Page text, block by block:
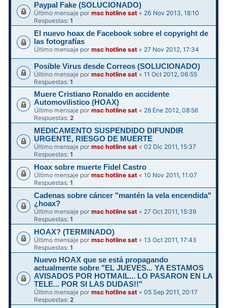
Paypal Fake (SOLUCIONADO)
Último mensaje pormsc hotline sat « 26 Nov 2013, 18:10
Respuestas:1
El nuevo hoax de Facebook sobre el copyright de
las fotografías
Último mensaje pormsc hotline sat « 27 Nov 2012, 17:34
Posible Virus desde Correos (SOLUCIONADO)
Último mensaje pormsc hotline sat «11 Oct 2012, 06:55
Respuestas:1
Muere Cristiano Ronaldo en accidente
Automovilistico (HOAX)
Último mensaje pormsc hotline sat « 28 Ene 2012, 08:56
Respuestas:2
MEDICAMENTO SUSPENDIDO DIFUNDIR
Último mensaje pormsc hotline sat «02 Dic 2011, 15:37
Respuestas:1
Hoax sobre muerte Fidel Castro
Último mensaje pormsc hotline sat «10 Nov 2011, 11:07
Respuestas:1
Cadenas sobre cáncer "mantén la vela encendida"
¿hoax?
Último mensaje pormsc hotline sat « 27 Oct 2011, 15:39
Respuestas:1
HOAX? (TERMINADO)
Último mensaje pormsc hotline sat «13 Oct 2011, 17:43
Respuestas:1
Nuevo HOAX que se está propagando
actualmente sobre "EL JUEVES... YA ESTAMOS
AVISADOS POR HOTMAIL... LO PASARON EN LA
TELE... POR SI LAS DUDAS!!"
Último mensaje pormsc hotline sat «05 Sep 2011, 20:17
Respuestas:2